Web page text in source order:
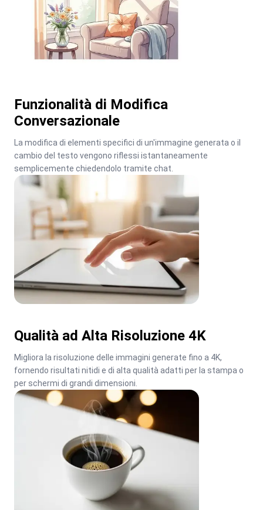
Funzionalità di Modifica
Conversazionale
La modifica di elementi specifici di un'immagine generata o il
cambio del testo vengono riflessi istantaneamente
semplicemente chiedendolo tramite chat.
Qualità ad Alta Risoluzione 4K
Migliora la risoluzione delle immagini generate fino a 4K,
fornendo risultati nitidi e di alta qualità adatti per la stampa o
per schermi di grandi dimensioni.